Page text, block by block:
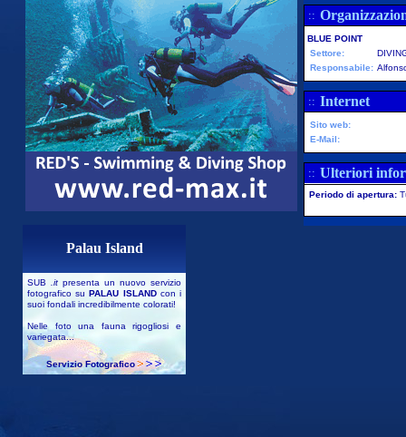
Palau Island
SUB .it presenta un nuovo servizio
fotografico suPALAU ISLANDcon i
suoi fondali incredibilmente colorati!
Nelle foto una fauna rigogliosi e
variegata...
Servizio Fotografico
::
BLUE POINT
Settore:
Responsabile:
:: Internet
Sito web:
E-Mail:
:: Ulteriori
Periodo di apertura: